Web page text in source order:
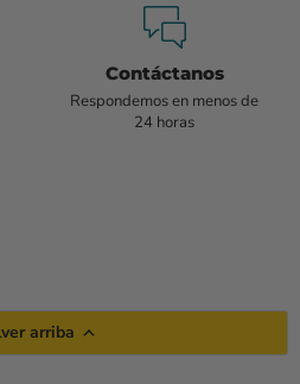
Contáctanos
Respondemos en menos de
24 horas
arriba